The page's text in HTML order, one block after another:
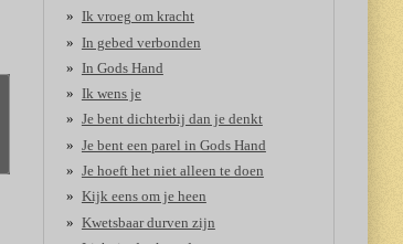
Ik vroeg om kracht
In gebed verbonden
In Gods Hand
Ik wens je
Je bent dichterbij dan je denkt
Je bent een parel in Gods Hand
Je hoeft het niet alleen te doen
Kijk eens om je heen
Kwetsbaar durven zijn